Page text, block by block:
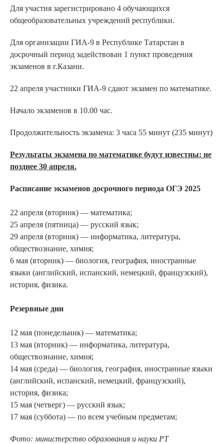
Для участия зарегистрировано 4 обучающихся
общеобразовательных учреждений республики.
Для организации ГИА-9 в Республике Татарстан в
досрочный период задействован 1 пункт проведения
экзаменов в г.Казани.
22 апреля участники ГИА-9 сдают экзамен по математике.
Начало экзаменов в 10.00 час.
Продолжительность экзамена: 3 часа 55 минут (235 минут)
Результаты экзамена по математике будут известны: не
позднее 30 апреля.
Расписание экзаменов досрочного периода ОГЭ 2025
22 апреля (вторник) — математика;
25 апреля (пятница) — русский язык;
29 апреля (вторник) — информатика, литература,
обществознание, химия;
6 мая (вторник) — биология, география, иностранные
языки (английский, испанский, немецкий, французский),
история, физика.
Резервные дни
12 мая (понедельник) — математика;
13 мая (вторник) — информатика, литература,
обществознание, химия;
14 мая (среда) — биология, география, иностранные языки
(английский, испанский, немецкий, французский),
история, физика;
15 мая (четверг) — русский язык;
17 мая (суббота) — по всем учебным предметам;
Фото: министерство образования и науки РТ